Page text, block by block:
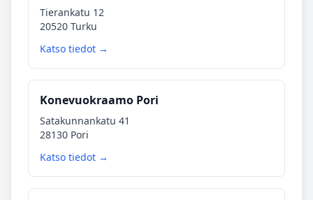
Tierankatu 12
20520 Turku
Katso tiedot →
Konevuokraamo Pori
Satakunnankatu 41
28130 Pori
Katso tiedot →